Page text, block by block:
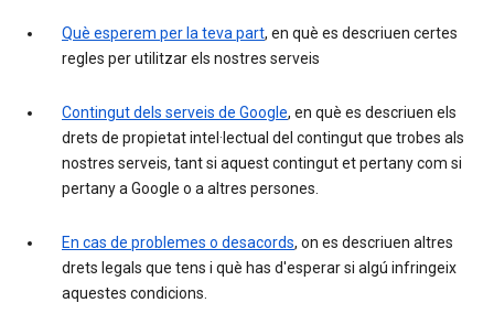
Què esperem per la teva part, en què es descriuen certes
regles per utilitzar els nostres serveis
Contingut dels serveis de Google, en què es descriuen els
drets de propietat intel·lectual del contingut que trobes als
nostres serveis, tant si aquest contingut et pertany com si
pertany a Google o a altres persones.
En cas de problemes o desacords, on es descriuen altres
drets legals que tens i què has d'esperar si algú infringeix
aquestes condicions.